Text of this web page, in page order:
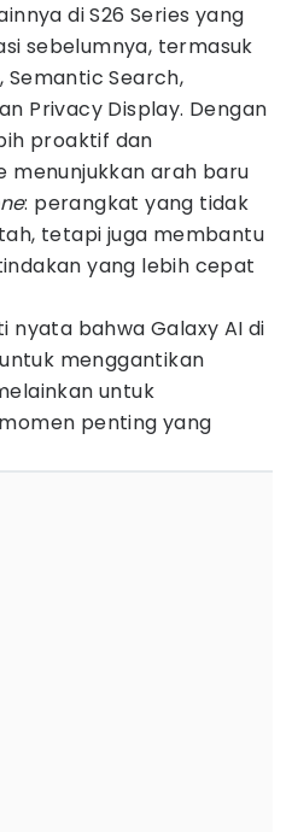
di S26 Series yang
sebelumnya, termasuk
Search,
Privacy Display. Dengan
proaktif dan
menunjukkan arah baru
: perangkat yang tidak
tetapi juga membantu
yang lebih cepat
nyata bahwa Galaxy AI di
menggantikan
untuk
penting yang